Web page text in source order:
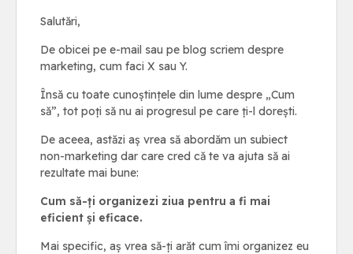
Salutări,
De obicei pe e-mail sau pe blog scriem despre
marketing, cum faci X sau Y.
Însă cu toate cunoștințele din lume despre „Cum
să”, tot poți să nu ai progresul pe care ți-l dorești.
De aceea, astăzi aș vrea să abordăm un subiect
non-marketing dar care cred că te va ajuta să ai
rezultate mai bune:
Cum să-ți organizezi ziua pentru a fi mai
eficient și eficace.
Mai specific, aș vrea să-ți arăt cum îmi organizez eu